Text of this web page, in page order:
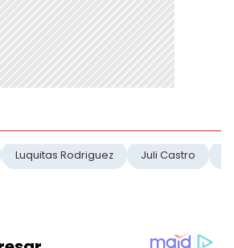
Luquitas Rodriguez Juli Castro